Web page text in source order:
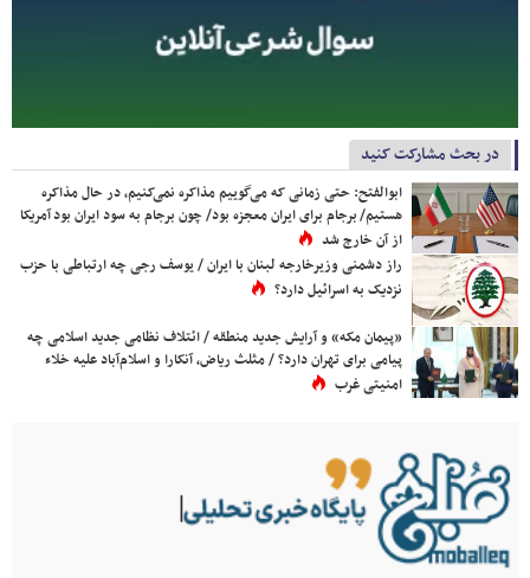
در بحث مشارکت کنید
ابوالفتح: حتی زمانی که می‌گوییم مذاکره نمی‌کنیم، در حال مذاکره
هستیم/ برجام برای ایران معجزه بود/ چون برجام به سود ایران بود آمریکا
از آن خارج شد
راز دشمنی وزیرخارجه لبنان با ایران / یوسف رجی چه ارتباطی با حزب
نزدیک به اسرائیل دارد؟
«پیمان مکه» و آرایش جدید منطقه / ائتلاف نظامی جدید اسلامی چه
پیامی برای تهران دارد؟ / مثلث ریاض، آنکارا و اسلام‌آباد علیه خلاء
امنیتی غرب